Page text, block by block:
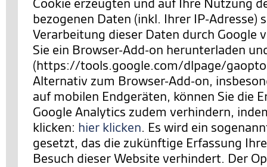
bezogenen Daten (inkl. Ihrer IP-Adresse)
Verarbeitung dieser Daten durch Google
Sie ein Browser-Add-on herunterladen
(https://tools.google.com/dlpage/
Alternativ zum Browser-Add-on,
auf mobilen Endgeräten, können Sie die
Google Analytics zudem verhindern,
klicken: hier klicken. Es wird ein
gesetzt, das die zukünftige Erfassung
Besuch dieser Website verhindert. Der